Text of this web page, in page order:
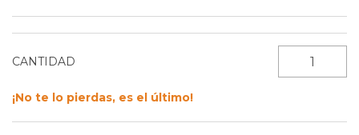
CANTIDAD
¡No te lo pierdas, es el último!